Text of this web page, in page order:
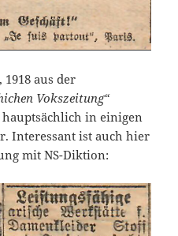
, 1918 aus der
Vokszeitung“
in einigen
Interessant ist auch hier
mit NS-Diktion: